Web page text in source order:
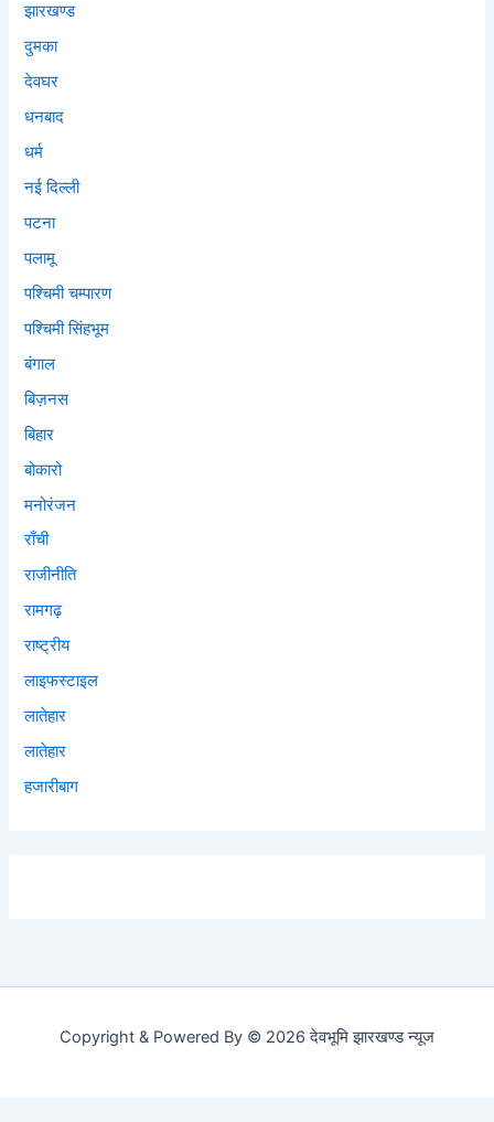
झारखण्ड
दुमका
देवघर
धनबाद
धर्म
नई दिल्ली
पटना
पलामू
पश्चिमी चम्पारण
पश्चिमी सिंहभूम
बंगाल
बिज़नस
बिहार
बोकारो
मनोरंजन
राँची
राजीनीति
रामगढ़
राष्ट्रीय
लाइफस्टाइल
लातेहार
लातेहार
हजारीबाग
Copyright & Powered By © 2026 देवभूमि झारखण्ड न्यूज